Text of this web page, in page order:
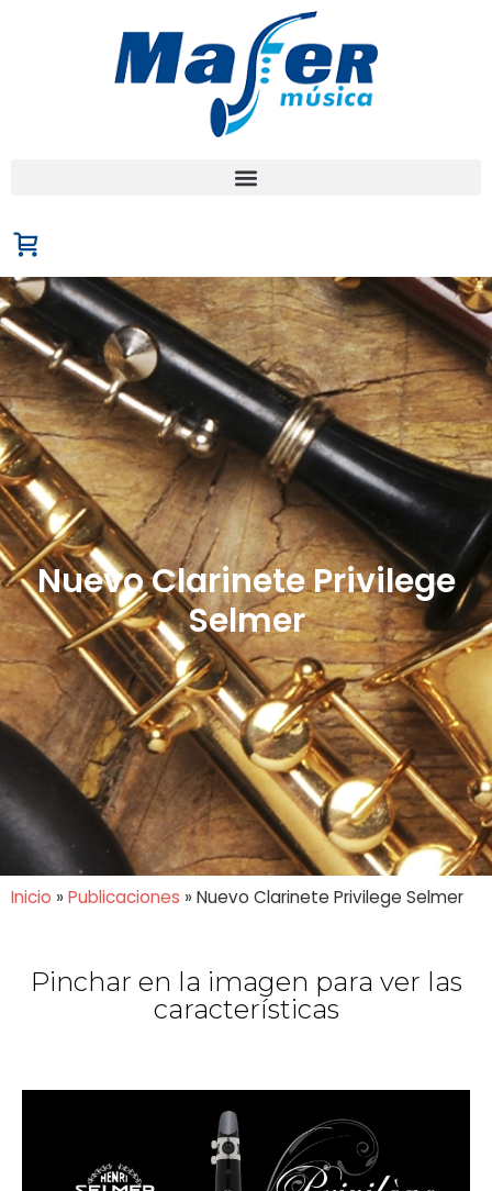
Nuevo Clarinete Privilege
Selmer
Inicio »Publicaciones »Nuevo Clarinete Privilege Selmer
Pinchar en la imagen para ver las
características